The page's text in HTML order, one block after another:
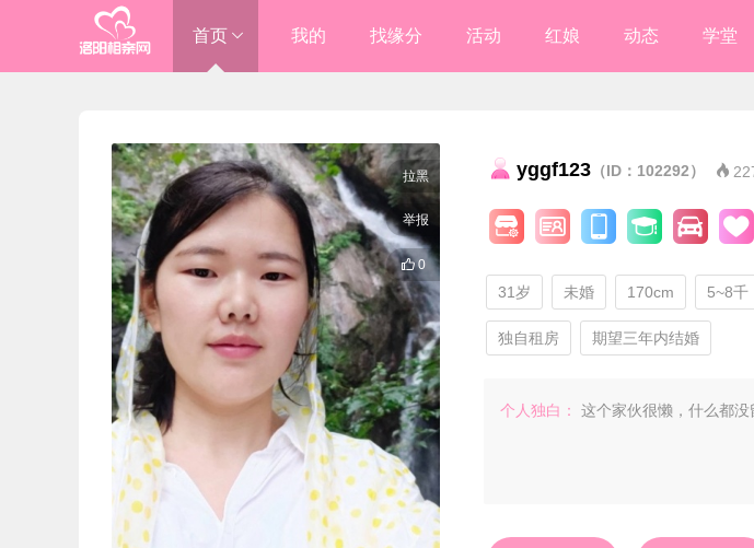
首页
 洛阳
 伊川/嵩县
我的 找缘分 活动 红娘 动态 学堂
拉黑
举报
 0
yggf123 （ID：102292） 
31岁 未婚 170cm 5~8千
独自租房 期望三年内结婚
个人独白： 这个家伙很懒，什么都